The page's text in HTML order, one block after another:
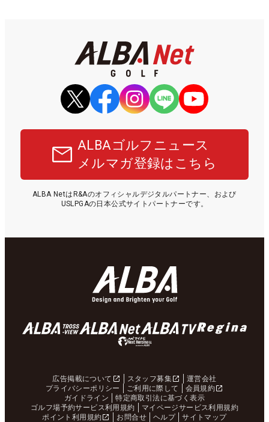
ALBAゴルフニュース
メルマガ登録はこちら
ALBA NetはR&Aのオフィシャルデジタルパートナー、および
USLPGAの日本公式サイトパートナーです。
広告掲載について スタッフ募集
運営会社
プライバシーポリシー
ご利用に際して
会員規約
ガイドライン
特定商取引法に基づく表示
ゴルフ場予約サービス利用規約
マイページサービス利用規約
ポイント利用規約
お問合せ ヘルプ サイトマップ